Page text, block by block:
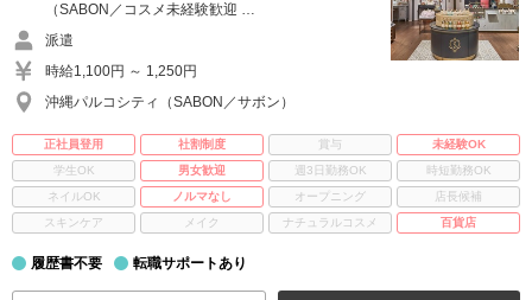
（SABON／コスメ未経験歓迎 …
派遣
時給1,100円 ～ 1,250円
沖縄パルコシティ（SABON／サボン）
正社員登用 社割制度 賞与
未経験OK
学生OK
男女歓迎 週3日勤務OK
時短勤務OK
ネイルOK
ノルマなし オープニング
店長候補
スキンケア
メイク ナチュラルコスメ 百貨店
履歴書不要 転職サポートあり